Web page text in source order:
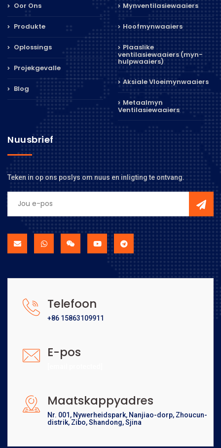
Oor Ons
Produkte
Oplossings
Projekgevalle
Blog
Mynventilasiewaaiers
Hoofmynwaaiers
Plaaslike
ventilasiewaaiers (myn-
hulpwaaiers)
Aksiale Vloeimynwaaiers
Metaalmyn
Ventilasiewaaiers
Nuusbrief
Teken in op ons poslys om nuus en inligting te ontvang.
Telefoon
+86 15863109911
E-pos
Maatskappyadres
Nr. 001, Nywerheidspark, Nanjiao-dorp, Zhoucun-
distrik, Zibo, Shandong, Sjina